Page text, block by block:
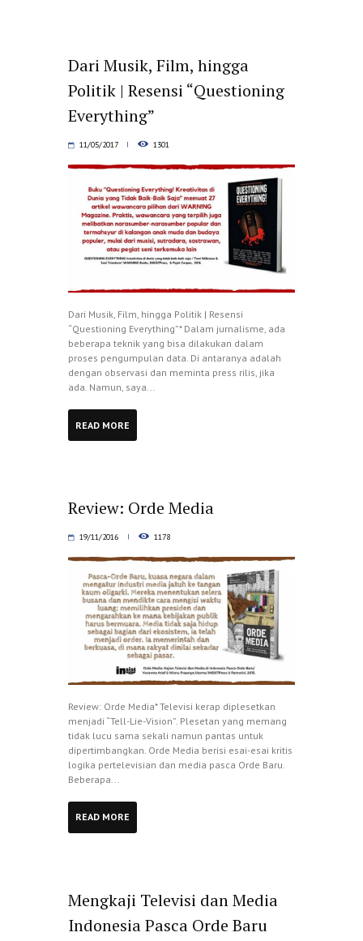
Dari Musik, Film, hingga
Politik | Resensi “Questioning
Everything”
11/05/2017 1301
Dari Musik, Film, hingga Politik | Resensi
“Questioning Everything”* Dalam jurnalisme, ada
beberapa teknik yang bisa dilakukan dalam
proses pengumpulan data. Di antaranya adalah
dengan observasi dan meminta press rilis, jika
ada. Namun, saya...
READ MORE
Review: Orde Media
19/11/2016 1178
Review: Orde Media* Televisi kerap diplesetkan
menjadi “Tell-Lie-Vision”. Plesetan yang memang
tidak lucu sama sekali namun pantas untuk
dipertimbangkan. Orde Media berisi esai-esai kritis
logika pertelevisian dan media pasca Orde Baru.
Beberapa...
READ MORE
Mengkaji Televisi dan Media
Indonesia Pasca Orde Baru